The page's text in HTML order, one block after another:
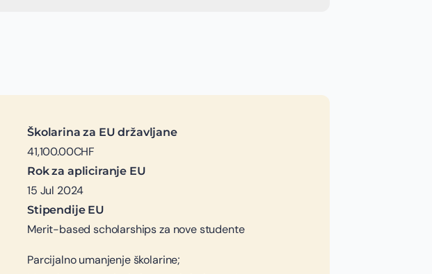
Školarina za EU državljane
41,100.00CHF
Rok za apliciranje EU
15 Jul 2024
Stipendije EU
Merit-based scholarships za nove studente
Parcijalno umanjenje školarine;